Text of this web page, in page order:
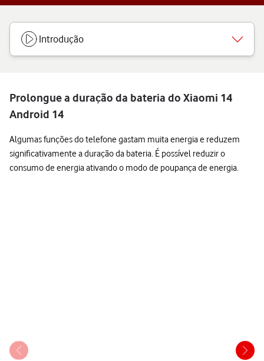
Introdução
Prolongue a duração da bateria do Xiaomi 14
Android 14
Algumas funções do telefone gastam muita energia e reduzem
significativamente a duração da bateria. É possível reduzir o
consumo de energia ativando o modo de poupança de energia.